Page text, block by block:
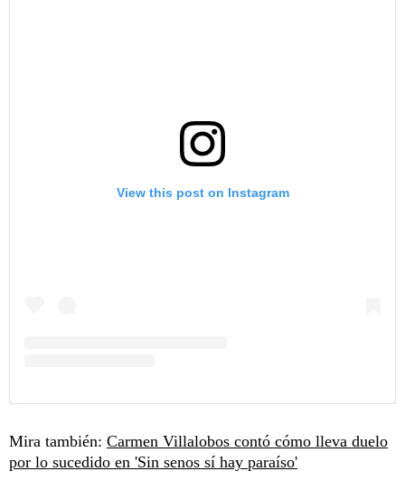
View this post on Instagram
Mira también: Carmen Villalobos contó cómo lleva duelo
por lo sucedido en 'Sin senos sí hay paraíso'